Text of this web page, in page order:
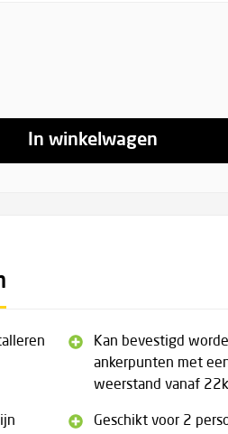
In winkelwagen
Kan bevestigd
ankerpunten met
weerstand vanaf
Geschikt voor 2